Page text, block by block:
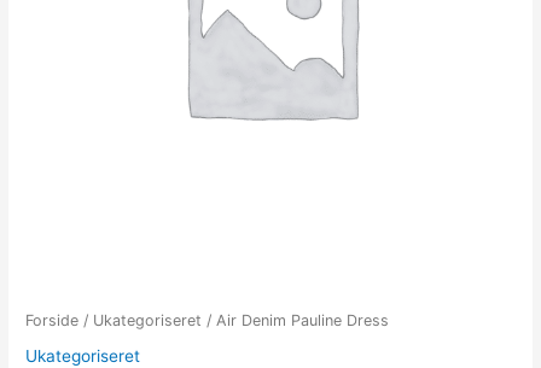
Forside / Ukategoriseret / Air Denim Pauline Dress
Ukategoriseret